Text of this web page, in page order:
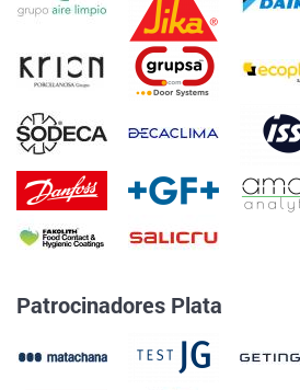
Patrocinadores Plata